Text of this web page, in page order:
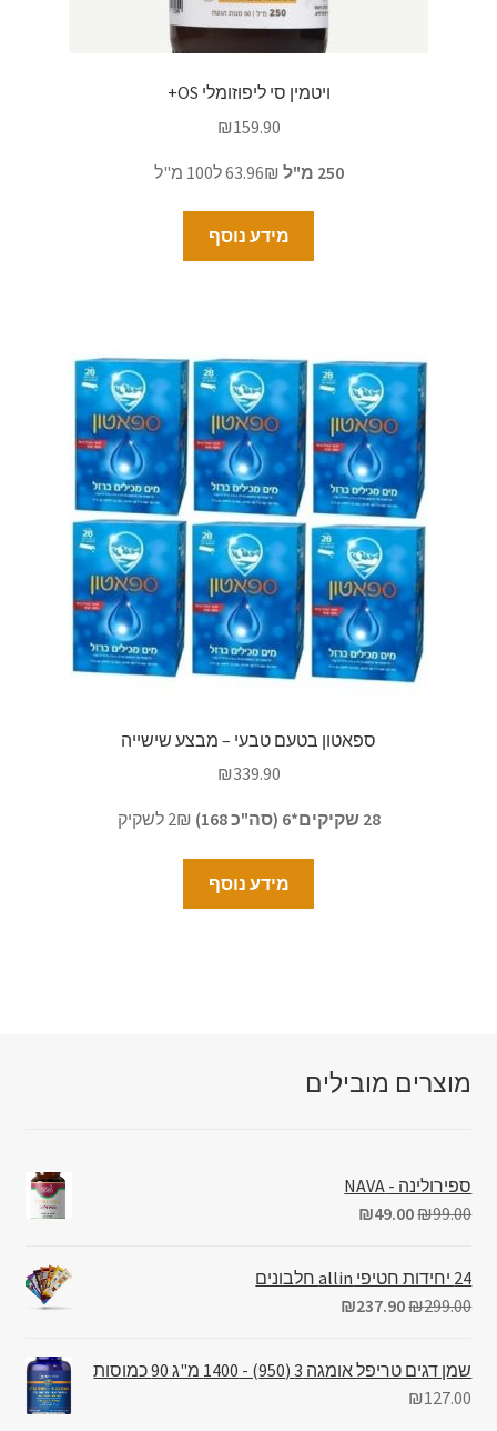
ויטמין סי ליפוזומלי OS+
₪159.90
250 מ"ל
מידע נוסף
ספאטון בטעם טבעי – מבצע שישייה
₪339.90
28 שקיקים*6 (סה"כ 168)
מידע נוסף
מוצרים מובילים
ספירולינה - NAVA
₪99.00
₪49.00
24 יחידות חטיפי allin חלבונים
₪299.00
₪237.90
שמן דגים טריפל אומגה 3 (950) - 1400 מ"ג 90 כמוסות
₪127.00